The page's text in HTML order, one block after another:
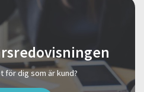
för dig som är kund?